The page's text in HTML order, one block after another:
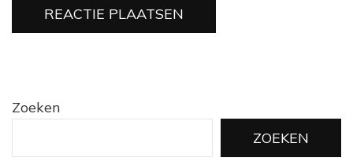
Zoeken
ZOEKEN